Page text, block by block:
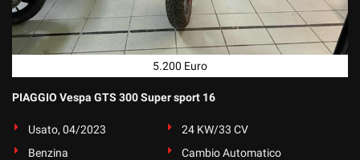
5.200 Euro
PIAGGIO Vespa GTS 300 Super sport 16
Usato, 04/2023
24 KW/33 CV
Benzina
Cambio Automatico